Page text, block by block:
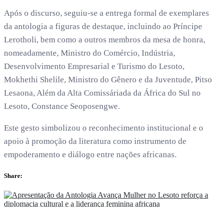
Após o discurso, seguiu-se a entrega formal de exemplares
da antologia a figuras de destaque, incluindo ao Príncipe
Lerotholi, bem como a outros membros da mesa de honra,
nomeadamente, Ministro do Comércio, Indústria,
Desenvolvimento Empresarial e Turismo do Lesoto,
Mokhethi Shelile, Ministro do Gênero e da Juventude, Pitso
Lesaona, Além da Alta Comissáriada da África do Sul no
Lesoto, Constance Seoposengwe.
Este gesto simbolizou o reconhecimento institucional e o
apoio à promoção da literatura como instrumento de
empoderamento e diálogo entre nações africanas.
Share: